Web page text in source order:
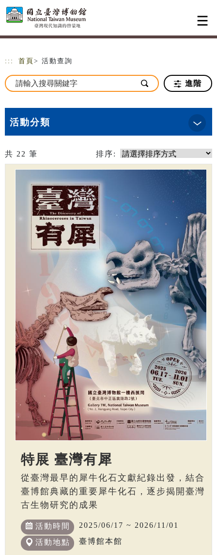
跳到主要內容
網站導覽
::: 首頁 > 活動查詢
進階
活動分類
共 22 筆 排序:
特展 臺灣有犀
從臺灣最早的犀牛化石文獻紀錄出發，結合
臺博館典藏的重要犀牛化石，逐步揭開臺灣
古生物研究的成果
活動時間 2025/06/17 ~ 2026/11/01
活動地點 臺博館本館